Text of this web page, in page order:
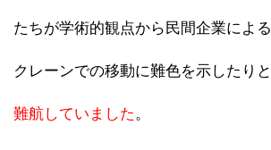
たちが学術的観点から民間企業による
クレーンでの移動に難色を示したりと
難航していました 。